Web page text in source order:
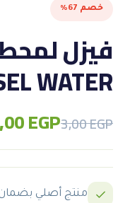
خصم 67%
فيزل
WATER
3,00EGP
Original
was:
3,00 EGP.
EGP
Current
is:
1,00 EGP.
منتج أصلي